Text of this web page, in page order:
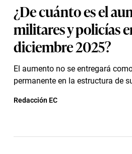
¿De cuánto es el
militares y policías
diciembre 2025?
El aumento no se entregará
permanente en la estructura de
Redacción EC